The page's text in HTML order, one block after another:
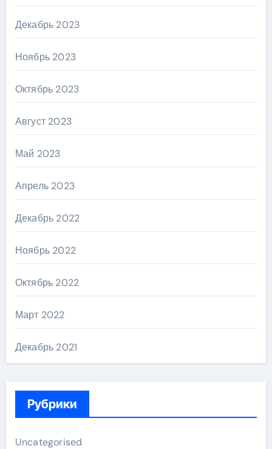
Декабрь 2023
Ноябрь 2023
Октябрь 2023
Август 2023
Май 2023
Апрель 2023
Декабрь 2022
Ноябрь 2022
Октябрь 2022
Март 2022
Декабрь 2021
Рубрики
Uncategorised